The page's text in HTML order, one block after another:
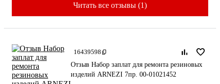
Читать все отзывы (1)
16439598
Отзыв Набор заплат для ремонта резиновых
изделий ARNEZI 7пр. 00-01021452